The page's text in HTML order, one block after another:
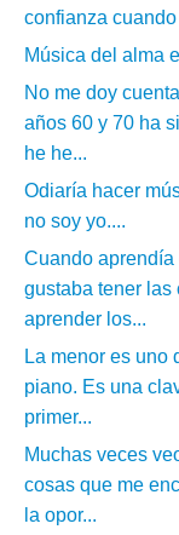
confianza
Música del alma
No me doy
años 60 y 70 ha
he he...
Odiaría hacer
no soy yo....
Cuando aprendía
gustaba tener las
aprender los...
La menor es uno
piano. Es una
primer...
Muchas veces
cosas que me
la opor...